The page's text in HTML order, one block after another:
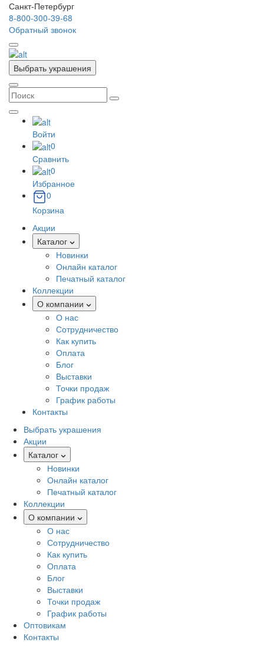
Санкт-Петербург
8-800-300-39-68
Обратный звонок
Выбрать украшения
Войти
0
Сравнить
0
Избранное
0
Корзина
Акции
Каталог
Новинки
Онлайн каталог
Печатный каталог
Коллекции
О компании
О нас
Сотрудничество
Как купить
Оплата
Блог
Выставки
Точки продаж
График работы
Контакты
Выбрать украшения
Акции
Каталог
Новинки
Онлайн каталог
Печатный каталог
Коллекции
О компании
О нас
Сотрудничество
Как купить
Оплата
Блог
Выставки
Точки продаж
График работы
Оптовикам
Контакты